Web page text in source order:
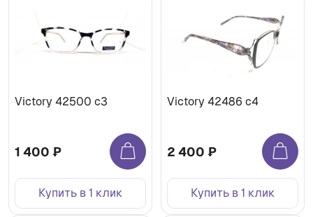
Victory 42500 c3
1 400 ₽
Купить в 1 клик
Victory 42486 c4
2 400 ₽
Купить в 1 клик